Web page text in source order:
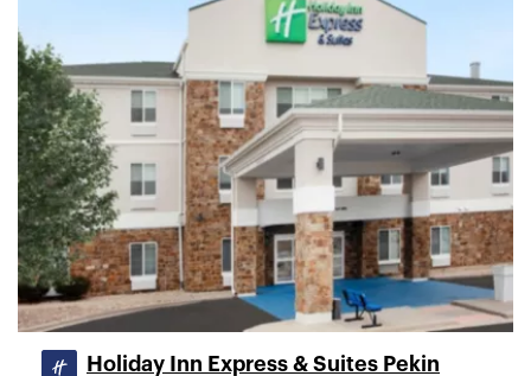
Holiday Inn Express & Suites Pekin